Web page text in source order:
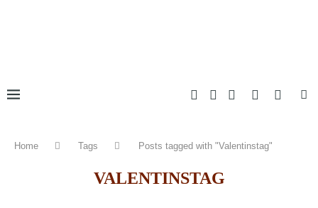
Home Tags Posts tagged with "Valentinstag"
VALENTINSTAG